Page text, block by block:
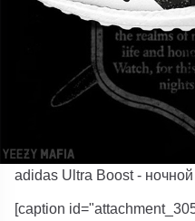
adidas Ultra Boost -
[caption